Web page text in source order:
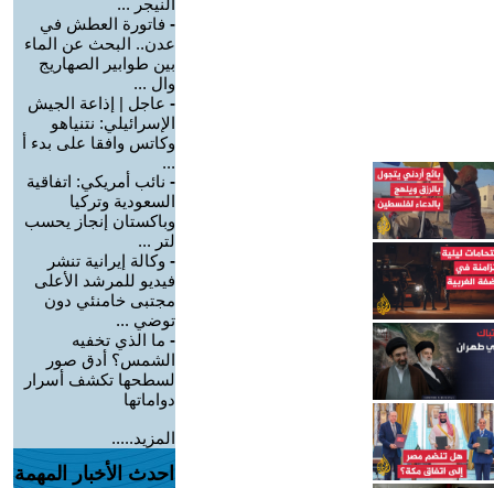
النيجر ...
- فاتورة العطش في
عدن.. البحث عن الماء
بين طوابير الصهاريج
وال ...
- عاجل | إذاعة الجيش
الإسرائيلي: نتنياهو
وكاتس وافقا على بدء أ
...
- نائب أمريكي: اتفاقية
السعودية وتركيا
وباكستان إنجاز يحسب
لتر ...
- وكالة إيرانية تنشر
فيديو للمرشد الأعلى
مجتبى خامنئي دون
توضي ...
- ما الذي تخفيه
الشمس؟ أدق صور
لسطحها تكشف أسرار
دواماتها
المزيد.....
احدث الأخبار المهمة